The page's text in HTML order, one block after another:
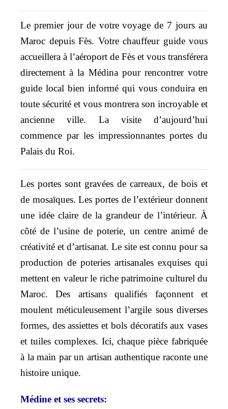
Le premier jour de votre voyage de 7 jours au
Maroc depuis Fès. Votre chauffeur guide vous
accueillera à l’aéroport de Fès et vous transférera
directement à la Médina pour rencontrer votre
guide local bien informé qui vous conduira en
toute sécurité et vous montrera son incroyable et
ancienne ville. La visite d’aujourd’hui
commence par les impressionnantes portes du
Palais du Roi.
Les portes sont gravées de carreaux, de bois et
de mosaïques. Les portes de l’extérieur donnent
une idée claire de la grandeur de l’intérieur. À
côté de l’usine de poterie, un centre animé de
créativité et d’artisanat. Le site est connu pour sa
production de poteries artisanales exquises qui
mettent en valeur le riche patrimoine culturel du
Maroc. Des artisans qualifiés façonnent et
moulent méticuleusement l’argile sous diverses
formes, des assiettes et bols décoratifs aux vases
et tuiles complexes. Ici, chaque pièce fabriquée
à la main par un artisan authentique raconte une
histoire unique.
Médine et ses secrets: